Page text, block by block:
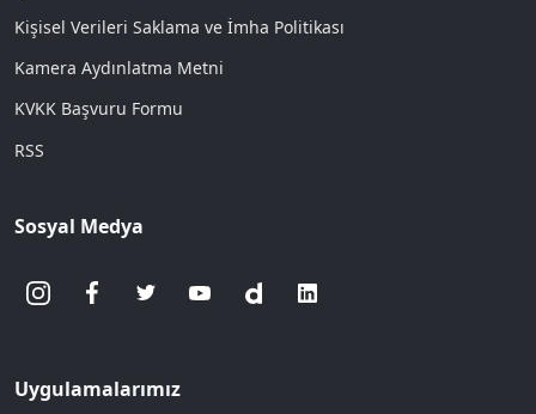
Kişisel Verileri Saklama ve İmha Politikası
Kamera Aydınlatma Metni
KVKK Başvuru Formu
RSS
Sosyal Medya
Uygulamalarımız